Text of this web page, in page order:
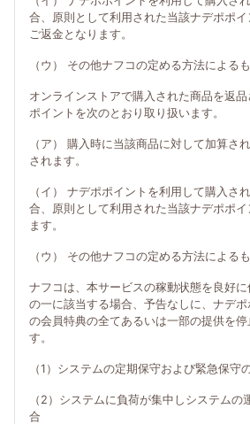
合、原則として利用された当該ナデポポ
ご返金となります。
（ウ） その他ナフコの定める方法による
オンラインストアで購入された商品を返
ポイントを次のとおり取り扱います。
（ア） 購入時に当該商品に対して加算さ
されます。
（イ） ナデポポイントを利用して購入さ
合、原則として利用された当該ナデポポ
ます。
（ウ） その他ナフコの定める方法による
ナフコは、本サービスの稼動状態を良好
の一に該当する場合、予告なしに、ナデ
の会員特典の全てあるいは一部の提供を
す。
（1）システムの定期保守および緊急保守
（2）システムに負荷が集中しシステムの
合